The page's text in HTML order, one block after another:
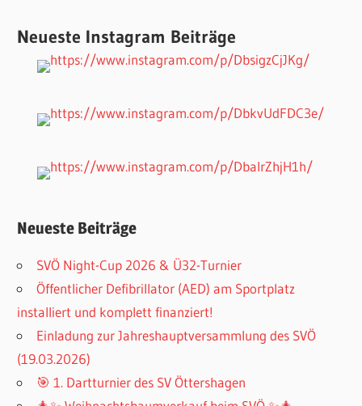
Neueste Instagram Beiträge
Neueste Beiträge
SVÖ Night-Cup 2026 & Ü32-Turnier
Öffentlicher Defibrillator (AED) am Sportplatz
installiert und komplett finanziert!
Einladung zur Jahreshauptversammlung des SVÖ
(19.03.2026)
🎯 1. Dartturnier des SV Öttershagen